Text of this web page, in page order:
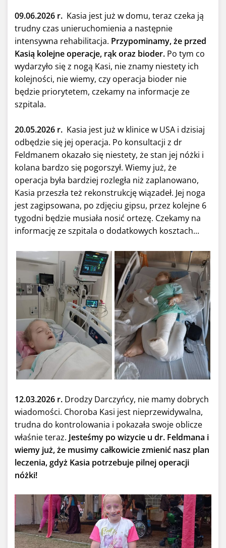
09.06.2026 r. Kasia jest już w domu, teraz czeka ją
trudny czas unieruchomienia a następnie
intensywna rehabilitacja. Przypominamy, że przed
Kasią kolejne operacje, rąk oraz bioder. Po tym co
wydarzyło się z nogą Kasi, nie znamy niestety ich
kolejności, nie wiemy, czy operacja bioder nie
będzie priorytetem, czekamy na informacje ze
szpitala.
20.05.2026 r. Kasia jest już w klinice w USA i dzisiaj
odbędzie się jej operacja. Po konsultacji z dr
Feldmanem okazało się niestety, że stan jej nóżki i
kolana bardzo się pogorszył. Wiemy już, że
operacja była bardziej rozległa niż zaplanowano,
Kasia przeszła też rekonstrukcję wiązadeł. Jej noga
jest zagipsowana, po zdjęciu gipsu, przez kolejne 6
tygodni będzie musiała nosić ortezę. Czekamy na
informację ze szpitala o dodatkowych kosztach...
12.03.2026 r. Drodzy Darczyńcy, nie mamy dobrych
wiadomości. Choroba Kasi jest nieprzewidywalna,
trudna do kontrolowania i pokazała swoje oblicze
właśnie teraz. Jesteśmy po wizycie u dr. Feldmana i
wiemy już, że musimy całkowicie zmienić nasz plan
leczenia, gdyż Kasia potrzebuje pilnej operacji
nóżki!